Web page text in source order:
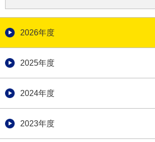
2026年度
2025年度
2024年度
2023年度